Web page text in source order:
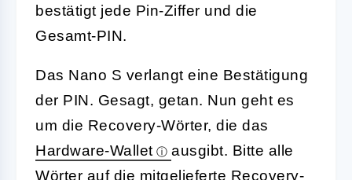
bestätigt jede Pin-Ziffer und die
Gesamt-PIN.
Das Nano S verlangt eine Bestätigung
der PIN. Gesagt, getan. Nun geht es
um die Recovery-Wörter, die das
Hardware-Wallet
ausgibt. Bitte alle
Wörter auf die mitgelieferte Recovery-